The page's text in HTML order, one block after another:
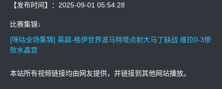
【发布时间】：2025-09-01 05:54:28
比赛集锦↓
[咪咕全场集锦] 英超-格伊世界波马特塔点射大马丁缺战 维拉0-3惨
败水晶宫
本站所有视频链接均由网友提供，并链接到其他网站播放。